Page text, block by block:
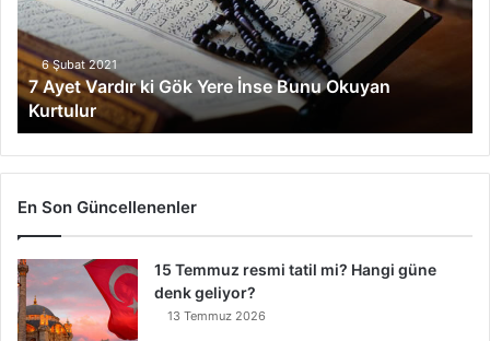
Yere
İnse
Bunu
Okuyan
Kurtulur
6 Şubat 2021
7 Ayet Vardır ki Gök Yere İnse Bunu Okuyan
Kurtulur
En Son Güncellenenler
15 Temmuz resmi tatil mi? Hangi güne
denk geliyor?
13 Temmuz 2026